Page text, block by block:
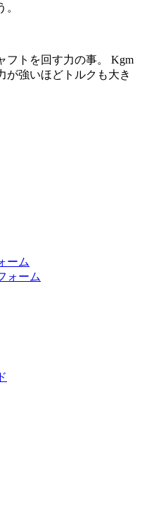
フトを回す力の事。 Kgm
が強いほどトルクも大き
ーム
ォーム